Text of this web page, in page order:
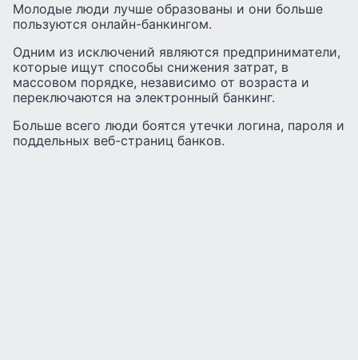
Молодые люди лучше образованы и они больше
пользуются онлайн-банкингом.
Одним из исключений являются предприниматели,
которые ищут способы снижения затрат, в
массовом порядке, независимо от возраста и
переключаются на электронный банкинг.
Больше всего люди боятся утечки логина, пароля и
поддельных веб-страниц банков.